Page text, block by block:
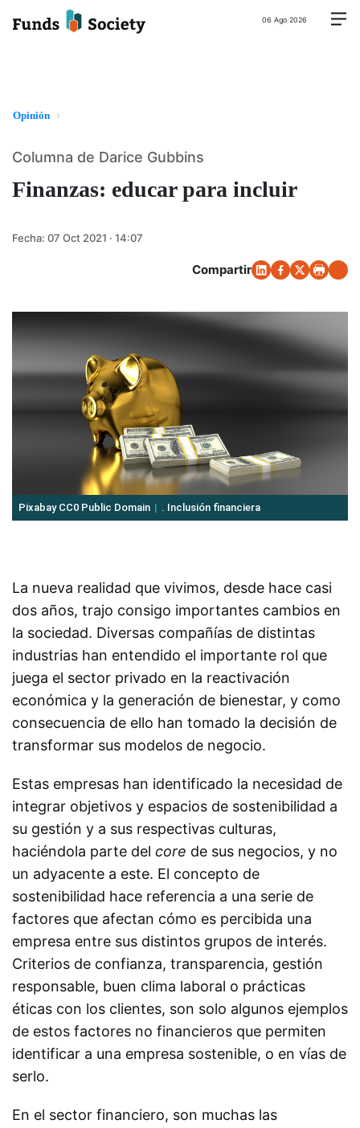
06 Ago 2026
Opinión
Finanzas: educar para incluir
Columna de Darice Gubbins
Fecha: 07 Oct 2021 · 14:07
Compartir
Pixabay CC0 Public Domain . Inclusión financiera
La nueva realidad que vivimos, desde hace casi
dos años, trajo consigo importantes cambios en
la sociedad. Diversas compañías de distintas
industrias han entendido el importante rol que
juega el sector privado en la reactivación
económica y la generación de bienestar, y como
consecuencia de ello han tomado la decisión de
transformar sus modelos de negocio.
Estas empresas han identificado la necesidad de
integrar objetivos y espacios de sostenibilidad a
su gestión y a sus respectivas culturas,
haciéndola parte del core de sus negocios, y no
un adyacente a este. El concepto de
sostenibilidad hace referencia a una serie de
factores que afectan cómo es percibida una
empresa entre sus distintos grupos de interés.
Criterios de confianza, transparencia, gestión
responsable, buen clima laboral o prácticas
éticas con los clientes, son solo algunos ejemplos
de estos factores no financieros que permiten
identificar a una empresa sostenible, o en vías de
serlo.
En el sector financiero, son muchas las